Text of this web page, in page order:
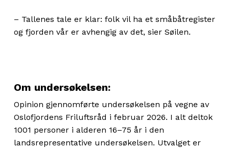
– Tallenes tale er klar: folk vil ha et småbåtregister
og fjorden vår er avhengig av det, sier Søilen.
Om undersøkelsen:
Opinion gjennomførte undersøkelsen på vegne av
Oslofjordens Friluftsråd i februar 2026. I alt deltok
1001 personer i alderen 16–75 år i den
landsrepresentative undersøkelsen. Utvalget er